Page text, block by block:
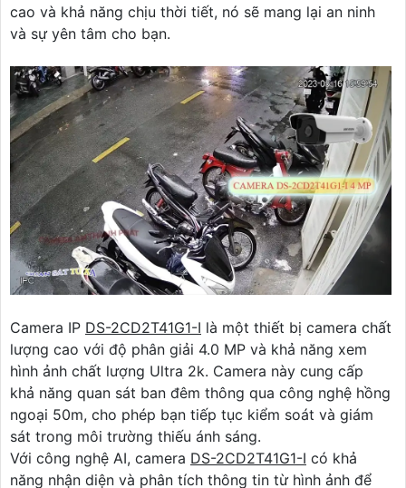
cao và khả năng chịu thời tiết, nó sẽ mang lại an ninh
và sự yên tâm cho bạn.
Camera IP DS-2CD2T41G1-I là một thiết bị camera chất
lượng cao với độ phân giải 4.0 MP và khả năng xem
hình ảnh chất lượng Ultra 2k. Camera này cung cấp
khả năng quan sát ban đêm thông qua công nghệ hồng
ngoại 50m, cho phép bạn tiếp tục kiểm soát và giám
sát trong môi trường thiếu ánh sáng.
Với công nghệ AI, camera DS-2CD2T41G1-I có khả
năng nhận diện và phân tích thông tin từ hình ảnh để